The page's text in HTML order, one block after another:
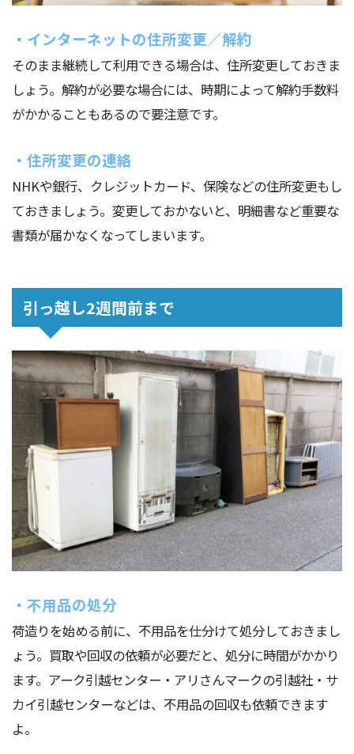
・インターネットの住所変更／解約
そのまま継続して利用できる場合は、住所変更しておきま
しょう。解約が必要な場合には、時期によって解約手数料
がかかることもあるので要注意です。
・住所変更の連絡
NHKや銀行、クレジットカード、保険などの住所変更もし
ておきましょう。変更しておかないと、明細書など重要な
書類が届かなくなってしまいます。
引っ越し2週間前まで
・不用品の処分
荷造りを始める前に、不用品を仕分けて処分しておきまし
ょう。買取や回収の依頼が必要だと、処分に時間がかかり
ます。アーク引越センター・アリさんマークの引越社・サ
カイ引越センターなどは、不用品の回収も依頼できます
よ。